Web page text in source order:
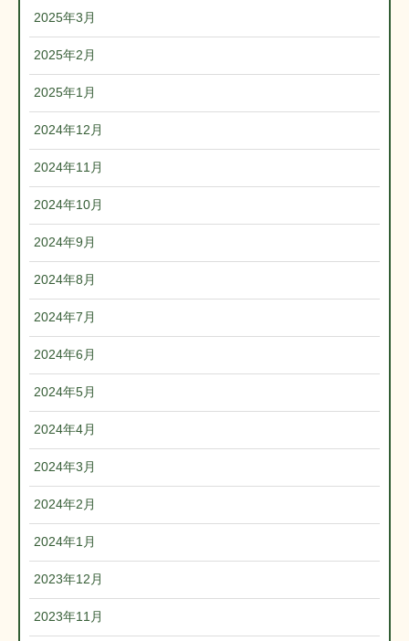
2025年3月
2025年2月
2025年1月
2024年12月
2024年11月
2024年10月
2024年9月
2024年8月
2024年7月
2024年6月
2024年5月
2024年4月
2024年3月
2024年2月
2024年1月
2023年12月
2023年11月